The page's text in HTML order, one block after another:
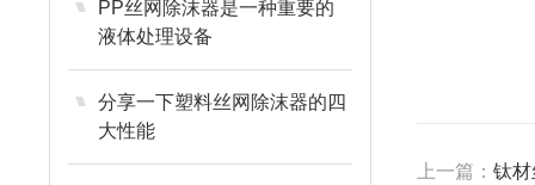
PP丝网除沫器是一种重要的
液体处理设备
分享一下塑料丝网除沫器的四
大性能
上一篇：钛